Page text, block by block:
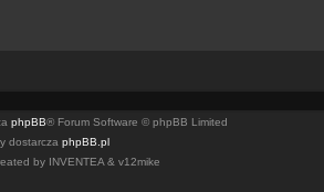
phpBB® Forum Software © phpBB Limited
dostarcza phpBB.pl
by INVENTEA & v12mike